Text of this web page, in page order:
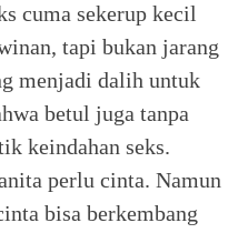
cuma sekerup kecil
tapi bukan jarang
menjadi dalih untuk
betul juga tanpa
keindahan seks.
perlu cinta. Namun
bisa berkembang